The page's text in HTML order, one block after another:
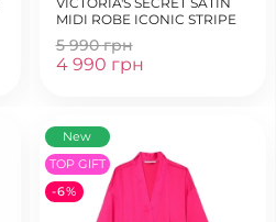
MIDI ROBE ICONIC STRIPE
5 990 грн
4 990 грн
New
TOP GIFT
-6%